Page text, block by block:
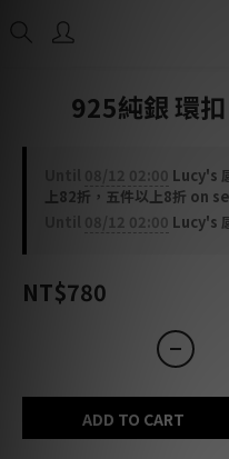
925純銀 環
08/12 02:00 Lucy's
上82折，五件以上8折
08/12 02:00 Lucy's
NT$780
ADD TO CART